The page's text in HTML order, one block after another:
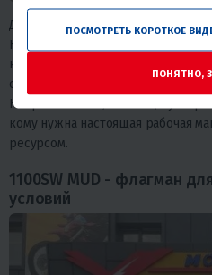
Двухцилиндровый мотор на
Н·м) - это другой характер тяги:
на любые задачи. Амортизаторы
обеспечивают точную настройку
Клиренс 300 мм, бак 25 л,
кому нужна настоящая рабочая
ресурсом.
1100SW MUD - флагман
условий
ПОСМОТРЕТЬ КОРОТКОЕ
ПОНЯТНО,